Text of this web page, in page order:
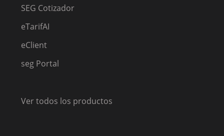
SEG Cotizador
eTarifAI
eClient
seg Portal
Ver todos los productos